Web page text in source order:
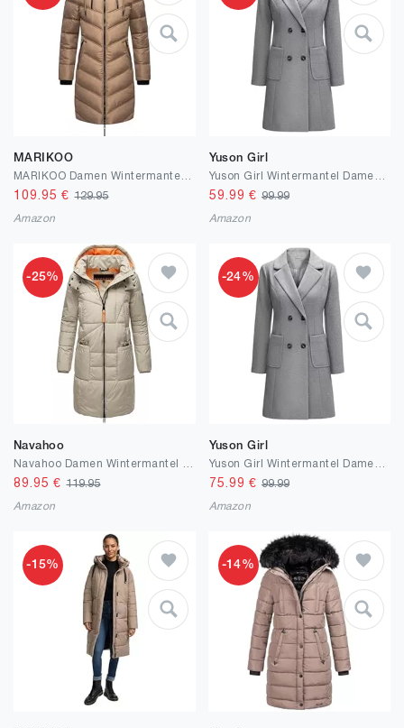
MARIKOO
109.95 €129.95
Amazon
Yuson Girl
59.99 € 99.99
Amazon
-25%
Navahoo
89.95 €119.95
Amazon
-24%
Yuson Girl
75.99 € 99.99
Amazon
-15% -14%